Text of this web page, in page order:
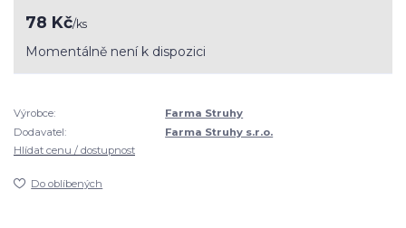
78 Kč/ks
Momentálně není k dispozici
Výrobce:
Farma Struhy
Dodavatel:
Farma Struhy s.r.o.
Hlídat cenu / dostupnost
Do oblíbených